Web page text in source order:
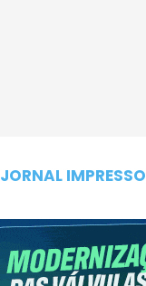
JORNAL IMPRESSO